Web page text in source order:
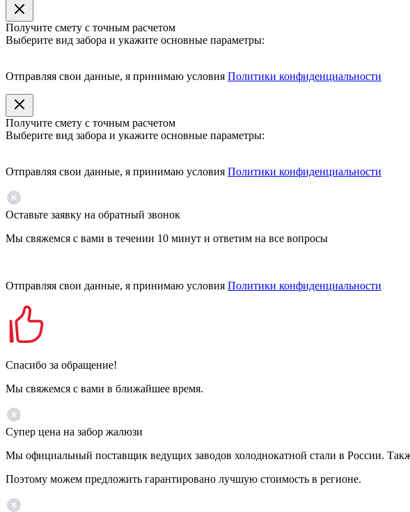
Получите смету с точным расчетом
Выберите вид забора и укажите основные параметры:
Отправляя свои данные, я принимаю условия Политики конфиденциальности
Получите смету с точным расчетом
Выберите вид забора и укажите основные параметры:
Отправляя свои данные, я принимаю условия Политики конфиденциальности
Оставьте заявку на обратный звонок
Мы свяжемся с вами в течении 10 минут и ответим на все вопросы
Отправляя свои данные, я принимаю условия Политики конфиденциальности
Спасибо за обращение!
Мы свяжемся с вами в ближайшее время.
Супер цена на забор жалюзи
Мы официальный поставщик ведущих заводов холоднокатной стали в России.
Поэтому можем предложить гарантировано лучшую стоимость в регионе.